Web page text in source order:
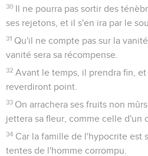
30 Il ne pourra pas sortir des
ses rejetons, et il s'en ira par le
31 Qu'il ne compte pas sur la
vanité sera sa récompense.
32 Avant le temps, il prendra fin,
reverdiront point.
33 On arrachera ses fruits non
jettera sa fleur, comme celle d'un
34 Car la famille de l'hypocrite est
tentes de l'homme corrompu.